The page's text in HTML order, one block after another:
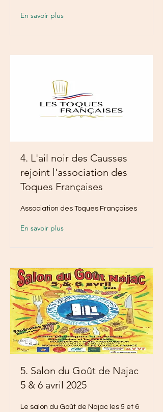
En savoir plus
4. L'ail noir des Causses
rejoint l'association des
Toques Françaises
Association des Toques Françaises
En savoir plus
5. Salon du Goût de Najac
5 & 6 avril 2025
Le salon du Goût de Najac les 5 et 6